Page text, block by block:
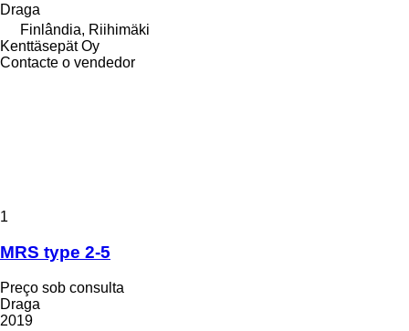
Draga
Finlândia, Riihimäki
Kenttäsepät Oy
Contacte o vendedor
1
MRS type 2-5
Preço sob consulta
Draga
2019